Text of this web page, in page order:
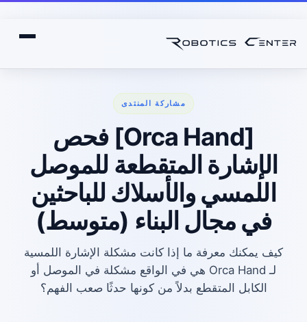
مشاركة المنتدى
[Orca Hand] فحص
الإشارة المتقطعة للموصل
اللمسي والأسلاك للباحثين
في مجال البناء (متوسط)
كيف يمكنك معرفة ما إذا كانت مشكلة الإشارة اللمسية
لـ Orca Hand هي في الواقع مشكلة في الموصل أو
الكابل المتقطع بدلاً من كونها حدثًا صعب الفهم؟